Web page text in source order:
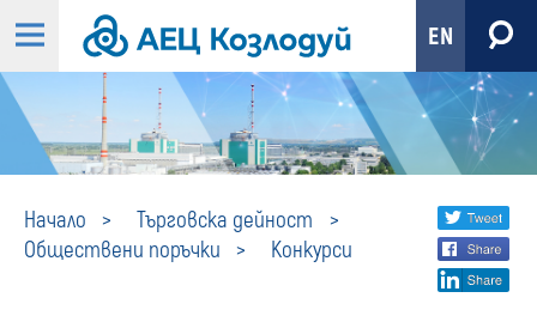
EN
Начало
Търговска дейност
Обществени поръчки
Конкурси
Конкурси
Share
social